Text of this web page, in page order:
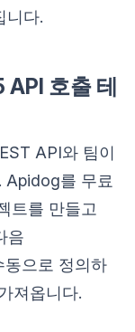
니다.
호출 테
API와 팀이
Apidog를 무료
트를 만들고
음
동으로 정의하
져옵니다.